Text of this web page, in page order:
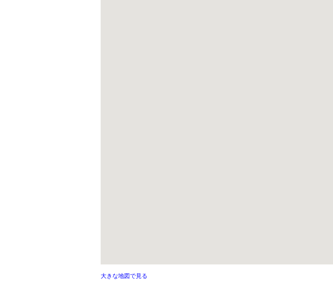
大きな地図で見る